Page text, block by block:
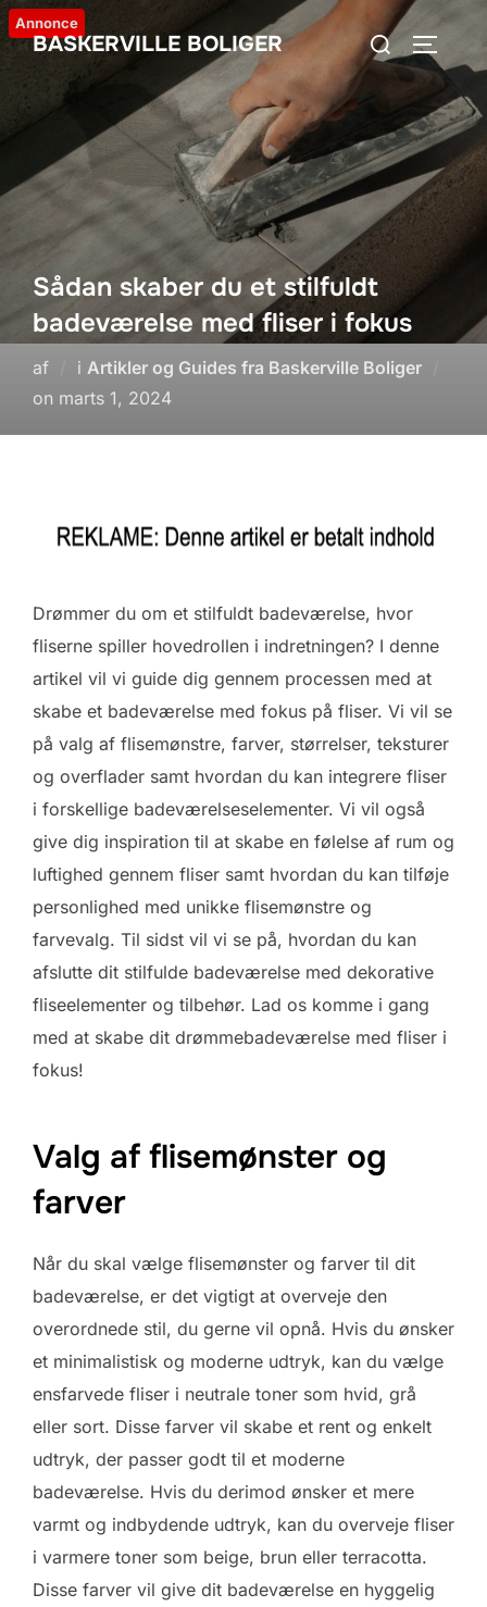
Videre
til
indhold
BASKERVILLE BOLIGER
Søg
efter:
SLÅ
Annonce
Sådan skaber du et stilfuldt
badeværelse med fliser i fokus
af i Artikler og Guides fra Baskerville Boliger
on Udgivet
marts 1, 2024
Drømmer du om et stilfuldt badeværelse, hvor
fliserne spiller hovedrollen i indretningen? I denne
artikel vil vi guide dig gennem processen med at
skabe et badeværelse med fokus på fliser. Vi vil se
på valg af flisemønstre, farver, størrelser, teksturer
og overflader samt hvordan du kan integrere fliser
i forskellige badeværelseselementer. Vi vil også
give dig inspiration til at skabe en følelse af rum og
luftighed gennem fliser samt hvordan du kan tilføje
personlighed med unikke flisemønstre og
farvevalg. Til sidst vil vi se på, hvordan du kan
afslutte dit stilfulde badeværelse med dekorative
fliseelementer og tilbehør. Lad os komme i gang
med at skabe dit drømmebadeværelse med fliser i
fokus!
Valg af flisemønster og
farver
Når du skal vælge flisemønster og farver til dit
badeværelse, er det vigtigt at overveje den
overordnede stil, du gerne vil opnå. Hvis du ønsker
et minimalistisk og moderne udtryk, kan du vælge
ensfarvede fliser i neutrale toner som hvid, grå
eller sort. Disse farver vil skabe et rent og enkelt
udtryk, der passer godt til et moderne
badeværelse. Hvis du derimod ønsker et mere
varmt og indbydende udtryk, kan du overveje fliser
i varmere toner som beige, brun eller terracotta.
Disse farver vil give dit badeværelse en hyggelig